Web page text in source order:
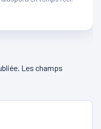
Les champs